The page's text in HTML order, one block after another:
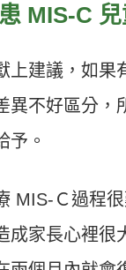
MIS-C
上建議，如果
異不好區分，
予。
MIS-Ｃ過程
成家長心裡很